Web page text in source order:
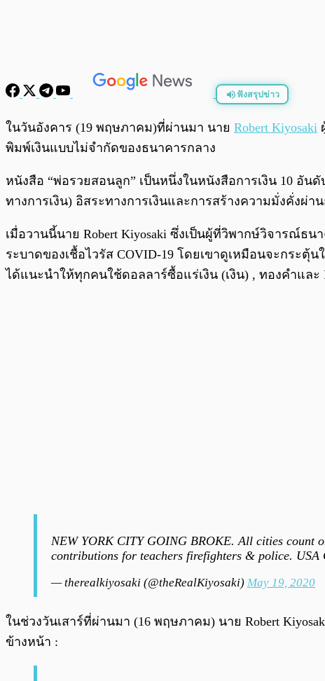
ฟังสรุปข่าว
ในวันอังคาร (19 พฤษภาคม)ที่ผ่านมา นาย Robert Kiyosaki
พิมพ์เงินแบบไม่จำกัดของธนาคารกลาง
หนังสือ “พ่อรวยสอนลูก” เป็นหนึ่งในหนังสือการเงิน 10 อั
ทางการเงิน) อิสระทางการเงินและการสร้างความมั่งคั่งผ่
เมื่อวานนี้นาย Robert Kiyosaki ซึ่งเป็นผู้ที่วิพากษ์วิจารณ์ธ
ระบาดของเชื้อไวรัส COVID-19 โดยเขาดูเหมือนจะกระตุ้
ได้แนะนำให้ทุกคนใช้ดอลลาร์ซื้อแร่เงิน (เงิน) , ทองคำแล
NEW YORK CITY GOING BROKE. All cities count
contributions for teachers firefighters & police. USA
— therealkiyosaki (@theRealKiyosaki) May 19, 2020
ในช่วงวันเสาร์ที่ผ่านมา (16 พฤษภาคม) นาย Robert
ข้างหน้า :